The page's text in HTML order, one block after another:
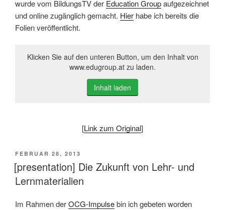
wurde vom BildungsTV der Education Groupaufgezeichnet
und online zugänglich gemacht. Hier habe ich bereits die
Folien veröffentlicht.
Klicken Sie auf den unteren Button, um den Inhalt von
www.edugroup.at zu laden.
Inhalt laden
[Link zum Original]
VERÖFFENTLICHT
AM
FEBRUAR 28, 2013
[presentation] Die Zukunft von Lehr- und
Lernmaterialien
Im Rahmen derOCG-Impulsebin ich gebeten worden